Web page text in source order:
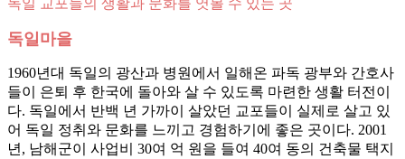
독일 교포들의 생활과 문화를 엿볼 수 있는 곳
독일마을
1960년대 독일의 광산과 병원에서 일해온 파독 광부와 간호사
들이 은퇴 후 한국에 돌아와 살 수 있도록 마련한 생활 터전이
다. 독일에서 반백 년 가까이 살았던 교포들이 실제로 살고 있
어 독일 정취와 문화를 느끼고 경험하기에 좋은 곳이다. 2001
년, 남해군이 사업비 30여 억 원을 들여 40여 동의 건축물 택지